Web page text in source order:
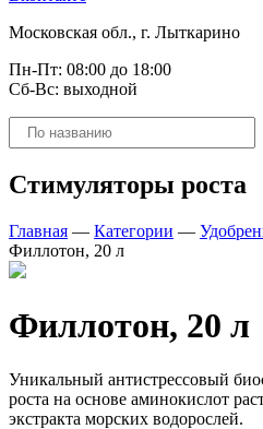
Московская обл., г. Лыткарино
Пн-Пт: 08:00 до 18:00
Сб-Вс: выходной
Поиск
товаров
Стимуляторы роста
Главная — Категории —
Филлотон, 20 л
Филлотон, 20 л
Уникальный антистрессовый
роста на основе аминокислот
экстракта морских водорослей.